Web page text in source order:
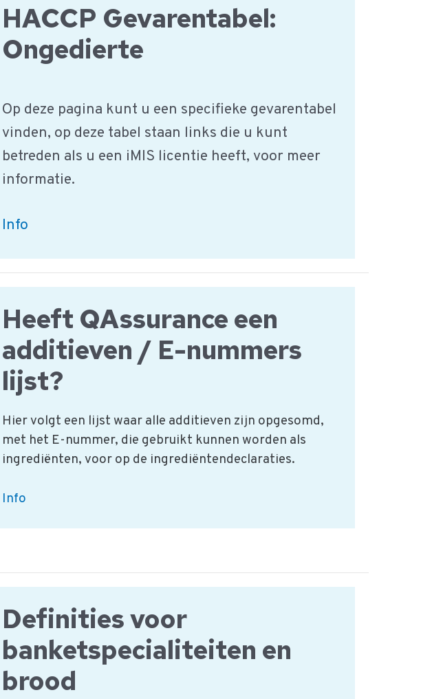
HACCP Gevarentabel:
Ongedierte
Op deze pagina kunt u een specifieke gevarentabel
vinden, op deze tabel staan links die u kunt
betreden als u een iMIS licentie heeft, voor meer
informatie.
HACCP
Ongedierte
Info
Heeft QAssurance een
additieven / E-nummers
lijst?
Hier volgt een lijst waar alle additieven zijn opgesomd,
met het E-nummer, die gebruikt kunnen worden als
ingrediënten, voor op de ingrediëntendeclaraties.
Heeft
/
nummers
lijst?
Info
Definities voor
banketspecialiteiten en
brood